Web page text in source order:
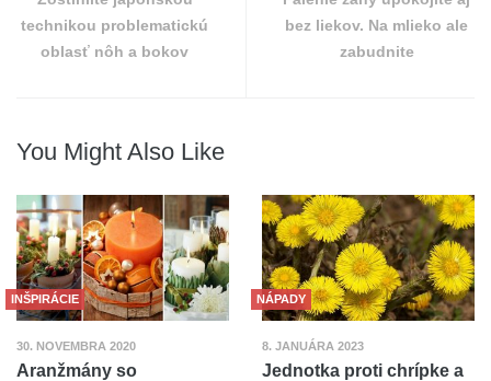
technikou problematickú
oblasť nôh a bokov
bez liekov. Na mlieko ale
zabudnite
You Might Also Like
INŠPIRÁCIE
30. NOVEMBRA 2020
Aranžmány so
NÁPADY
8. JANUÁRA 2023
Jednotka proti chrípke a